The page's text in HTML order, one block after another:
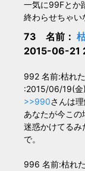
一気に99Fとか
終わらせちゃい
73 名前：
2015-06-21
992 名前:枯れ
:2015/06/19(
>>990さんは
あなたが今こ
迷惑かけてるみ
で。
996 名前:枯れ